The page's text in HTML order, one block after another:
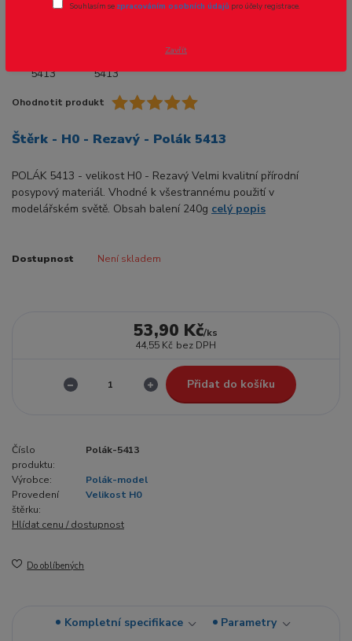
Ohodnotit produkt
Štěrk - H0 - Rezavý - Polák 5413
POLÁK 5413 - velikost H0 - Rezavý Velmi kvalitní přírodní
posypový materiál. Vhodné k všestrannému použití v
modelářském světě. Obsah balení 240g celý popis
Dostupnost Není skladem
53,90 Kč/ks
44,55 Kč bez DPH
Přidat do košíku
Číslo
produktu:
Polák-5413
Výrobce:
Polák-model
Provedení
štěrku:
Velikost H0
Hlídat cenu / dostupnost
Do oblíbených
Kompletní specifikace
Parametry
Souhlasím se zpracováním osobních údajů pro účely registrace.
Zavřít